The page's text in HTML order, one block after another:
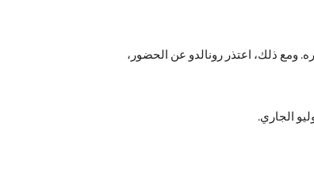
ومع ذلك، اعتذر رونالدو عن الحضور،